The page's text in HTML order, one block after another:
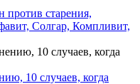
старения,
Солгар, Компливит,
10 случаев, когда